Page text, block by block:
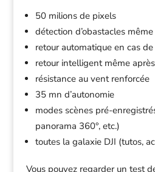
50 milions de pixels
détection d’obastacles
retour automatique en cas
retour intelligent même
résistance au vent renforcée
35 mn d’autonomie
modes scènes pré-
panorama 360°, etc.)
toutes la galaxie DJI (tutos,
Vous pouvez regarder un test